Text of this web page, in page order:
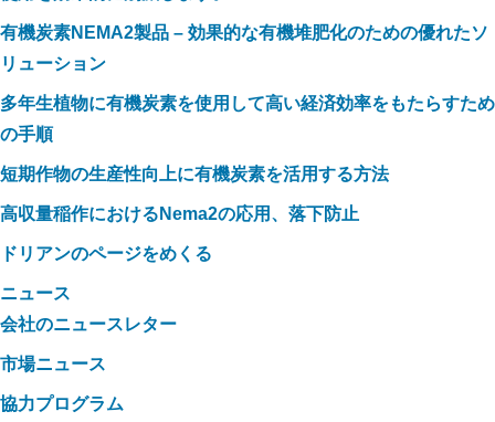
有機炭素NEMA2製品 – 効果的な有機堆肥化のための優れたソ
リューション
多年生植物に有機炭素を使用して高い経済効率をもたらすため
の手順
短期作物の生産性向上に有機炭素を活用する方法
高収量稲作におけるNema2の応用、落下防止
ドリアンのページをめくる
ニュース
会社のニュースレター
市場ニュース
協力プログラム